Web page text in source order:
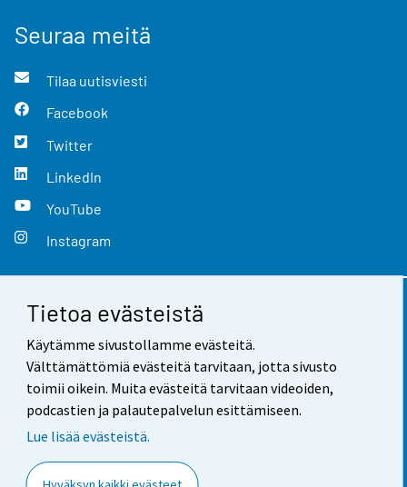
Tietoa evästeistä
Käytämme sivustollamme evästeitä.
Välttämättömiä evästeitä tarvitaan, jotta sivusto
toimii oikein. Muita evästeitä tarvitaan videoiden,
podcastien ja palautepalvelun esittämiseen.
Lue lisää evästeistä.
Seuraa meitä
Tilaa uutisviesti
Facebook
Twitter
LinkedIn
YouTube
Instagram
Yhteystiedot
Palaute
Käyttöehdot
Saavutettavuus